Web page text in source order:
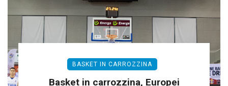
BASKET IN CARROZZINA
Basket in carrozzina, Europei